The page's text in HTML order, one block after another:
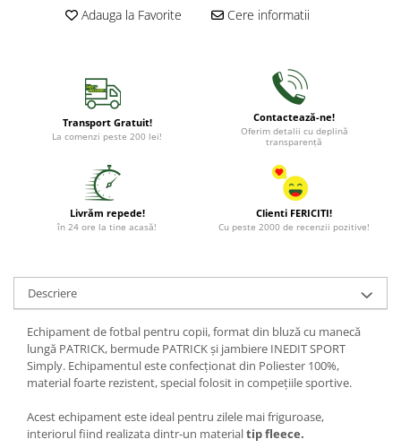
Adauga la Favorite Cere informatii
Transport Gratuit!
La comenzi peste 200 lei!
Contactează-ne!
Oferim detalii cu deplină
transparență
Livrăm repede!
în 24 ore la tine acasă!
Clienti FERICITI!
Cu peste 2000 de recenzii pozitive!
Descriere
Echipament de fotbal pentru copii, format din bluză cu manecă
lungă PATRICK, bermude PATRICK și jambiere INEDIT SPORT
Simply. Echipamentul este confecționat din Poliester 100%,
material foarte rezistent, special folosit in compețiile sportive.
Acest echipament este ideal pentru zilele mai friguroase,
interiorul fiind realizata dintr-un materialtip fleece.